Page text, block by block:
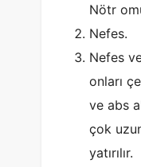
Nötr
Nefes.
Nefes
onları
ve abs
çok
yatırılır.